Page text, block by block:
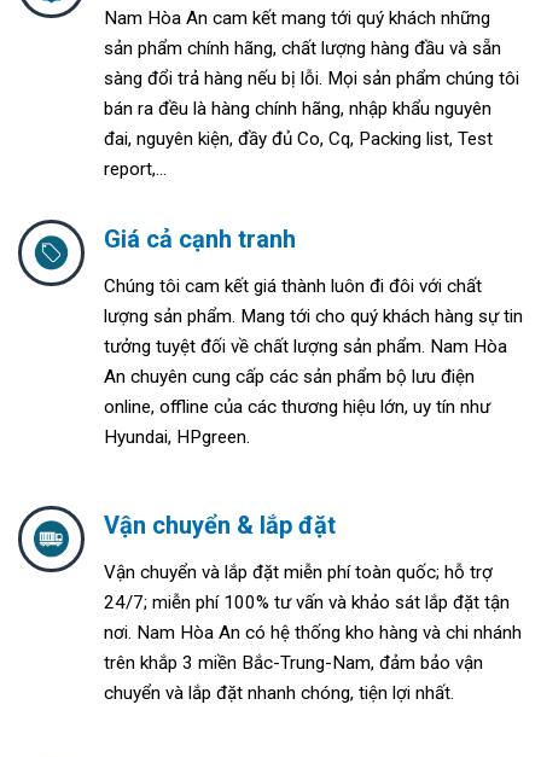
Nam Hòa An cam kết mang tới quý khách những
sản phẩm chính hãng, chất lượng hàng đầu và sẵn
sàng đổi trả hàng nếu bị lỗi. Mọi sản phẩm chúng tôi
bán ra đều là hàng chính hãng, nhập khẩu nguyên
đai, nguyên kiện, đầy đủ Co, Cq, Packing list, Test
report,...
Giá cả cạnh tranh
Chúng tôi cam kết giá thành luôn đi đôi với chất
lượng sản phẩm. Mang tới cho quý khách hàng sự tin
tưởng tuyệt đối về chất lượng sản phẩm. Nam Hòa
An chuyên cung cấp các sản phẩm bộ lưu điện
online, offline của các thương hiệu lớn, uy tín như
Hyundai, HPgreen.
Vận chuyển & lắp đặt
Vận chuyển và lắp đặt miễn phí toàn quốc; hỗ trợ
24/7; miễn phí 100% tư vấn và khảo sát lắp đặt tận
nơi. Nam Hòa An có hệ thống kho hàng và chi nhánh
trên khắp 3 miền Bắc-Trung-Nam, đảm bảo vận
chuyển và lắp đặt nhanh chóng, tiện lợi nhất.